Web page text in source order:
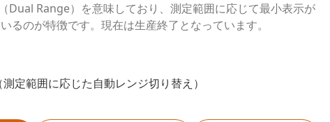
Dual Range）を意味しており、測定範囲に応じて最小表示が
るのが特徴です。現在は生産終了となっています。
定範囲に応じた自動レンジ切り替え）